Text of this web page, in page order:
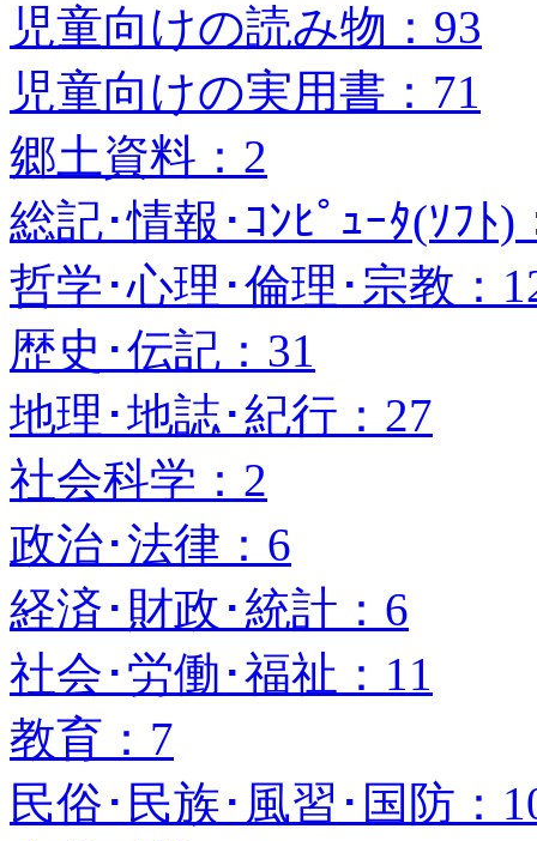
児童向けの読み物：93
児童向けの実用書：71
郷土資料：2
総記･情報･ｺﾝﾋﾟｭｰﾀ(ｿﾌﾄ)
哲学･心理･倫理･宗教：
歴史･伝記：31
地理･地誌･紀行：27
社会科学：2
政治･法律：6
経済･財政･統計：6
社会･労働･福祉：11
教育：7
民俗･民族･風習･国防：